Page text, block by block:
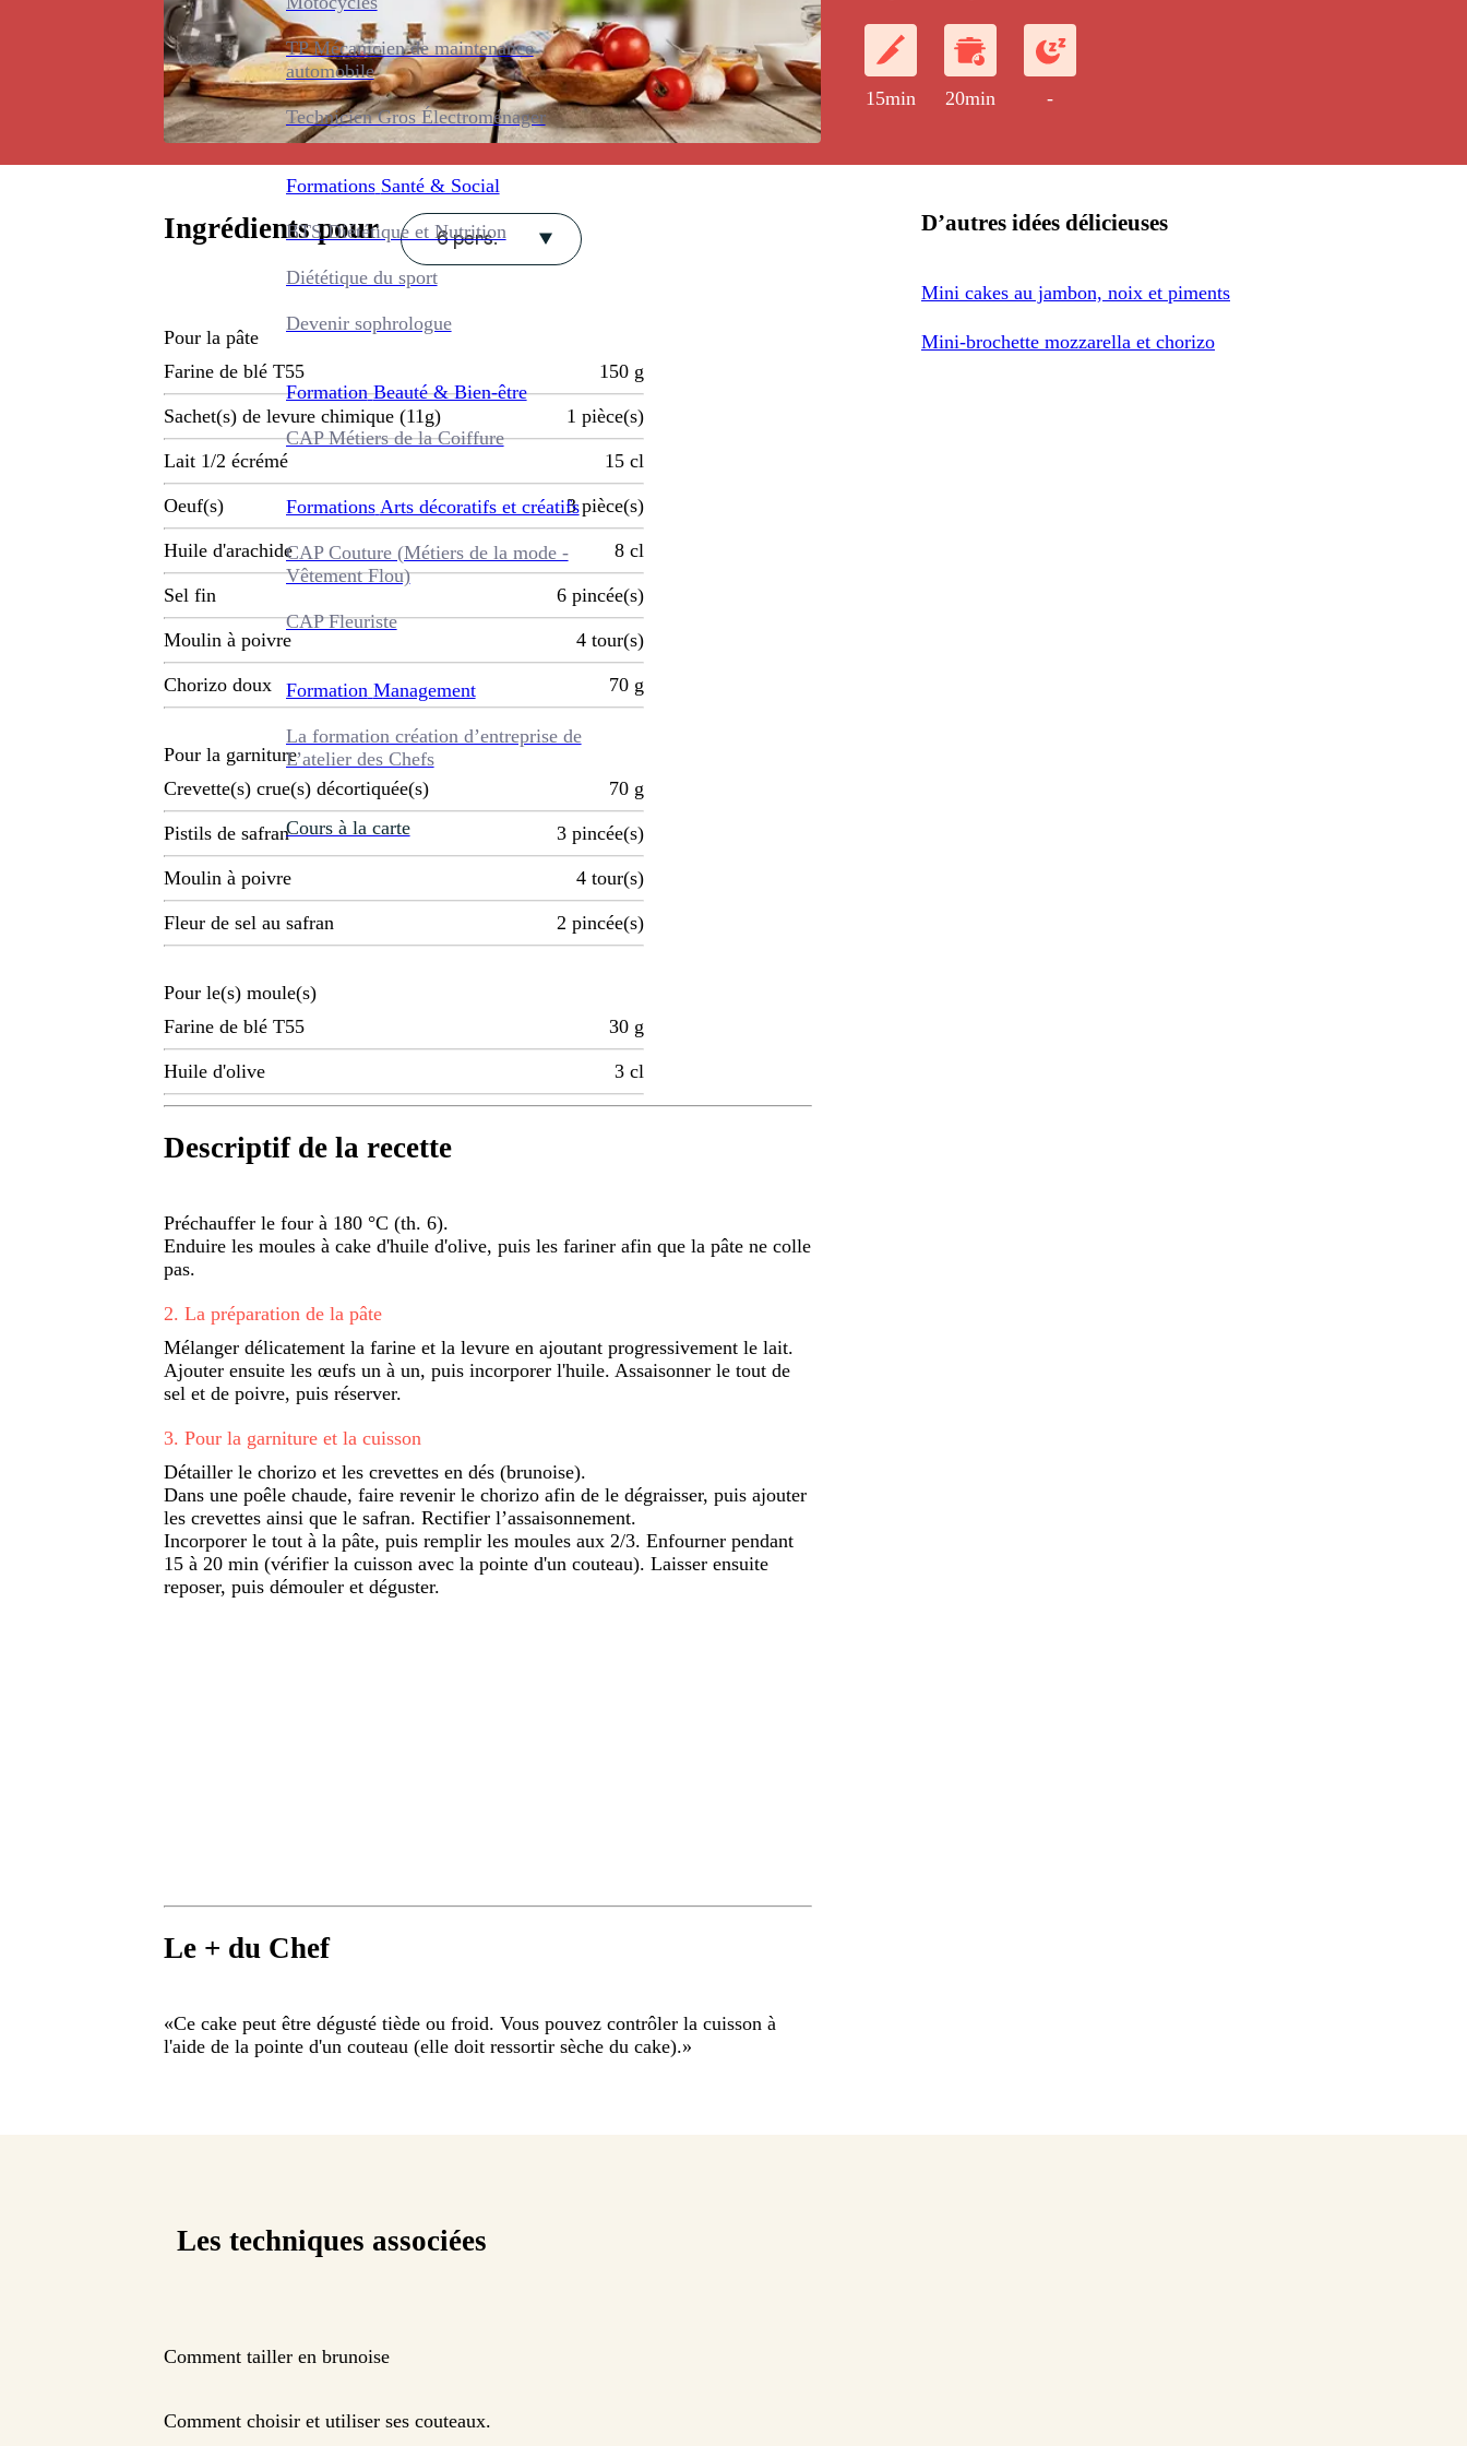
TP Mécanicien de maintenance
automobile
Technicien Gros Électroménager
Formations Santé & Social
BTS Diététique et Nutrition
Diététique du sport
Devenir sophrologue
Formation Beauté & Bien-être
CAP Métiers de la Coiffure
Formations Arts décoratifs et créatifs
CAP Couture (Métiers de la mode -
Vêtement Flou)
CAP Fleuriste
Formation Management
La formation création d’entreprise de
L’atelier des Chefs
Cours à la carte
15min 20min -
Ingrédients pour 6 pers.
Pour la pâte
Farine de blé T55
150 g
Sachet(s) de levure chimique (11g) 1 pièce(s)
Lait 1/2 écrémé 15 cl
Oeuf(s) 3 pièce(s)
Huile d'arachide 8 cl
Sel fin 6 pincée(s)
Moulin à poivre 4 tour(s)
Chorizo doux 70 g
Pour la garniture
Crevette(s) crue(s) décortiquée(s)
70 g
Pistils de safran 3 pincée(s)
Moulin à poivre 4 tour(s)
Fleur de sel au safran 2 pincée(s)
Pour le(s) moule(s)
Farine de blé T55
30 g
Huile d'olive 3 cl
Descriptif de la recette
Préchauffer le four à 180 °C (th. 6).
Enduire les moules à cake d'huile d'olive, puis les fariner afin que la pâte ne colle
pas.
2. La préparation de la pâte
Mélanger délicatement la farine et la levure en ajoutant progressivement le lait.
Ajouter ensuite les œufs un à un, puis incorporer l'huile. Assaisonner le tout de
sel et de poivre, puis réserver.
3. Pour la garniture et la cuisson
Détailler le chorizo et les crevettes en dés (brunoise).
Dans une poêle chaude, faire revenir le chorizo afin de le dégraisser, puis ajouter
les crevettes ainsi que le safran. Rectifier l’assaisonnement.
Incorporer le tout à la pâte, puis remplir les moules aux 2/3. Enfourner pendant
15 à 20 min (vérifier la cuisson avec la pointe d'un couteau). Laisser ensuite
reposer, puis démouler et déguster.
Le + du Chef
«Ce cake peut être dégusté tiède ou froid. Vous pouvez contrôler la cuisson à
l'aide de la pointe d'un couteau (elle doit ressortir sèche du cake).»
D’autres idées délicieuses
Mini cakes au jambon, noix et piments
Mini-brochette mozzarella et chorizo
Les techniques associées
Comment tailler en brunoise
Comment choisir et utiliser ses couteaux.